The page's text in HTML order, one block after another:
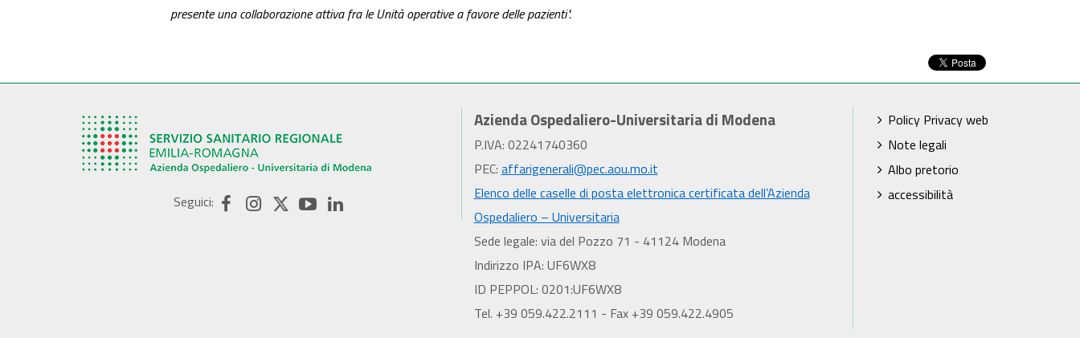
presente una collaborazioneattiva fra le Unità operative a favore delle pazienti".
Seguici:
Azienda Ospedaliero-Universitaria di Modena
P.IVA: 02241740360
PEC: affarigenerali@pec.aou.mo.it
Elenco delle caselle di posta elettronica certificata dell’Azienda
Ospedaliero – Universitaria
Sede legale: via del Pozzo 71 - 41124 Modena
Indirizzo IPA: UF6WX8
ID PEPPOL: 0201:UF6WX8
Tel. +39 059.422.2111 - Fax +39 059.422.4905
Policy Privacy web
Note legali
Albo pretorio
accessibilità